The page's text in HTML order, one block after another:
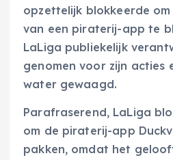
opzettelijk blokkeerde
van een piraterij-app te
LaLiga publiekelijk
genomen voor zijn acties
water gewaagd.
Parafraserend, LaLiga
om de piraterij-app
pakken, omdat het